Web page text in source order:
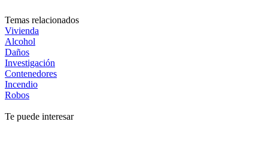
Temas relacionados
Vivienda
Alcohol
Daños
Investigación
Contenedores
Incendio
Robos
Te puede interesar